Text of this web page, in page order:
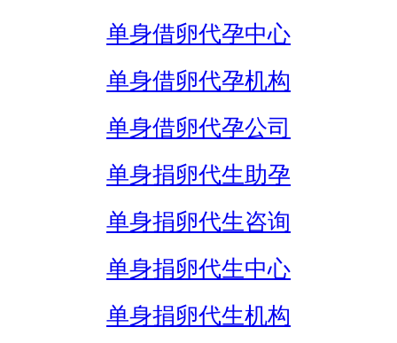
单身借卵代孕中心
单身借卵代孕机构
单身借卵代孕公司
单身捐卵代生助孕
单身捐卵代生咨询
单身捐卵代生中心
单身捐卵代生机构